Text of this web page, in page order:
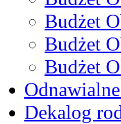
Budżet
Budżet
Budżet
Dekalog